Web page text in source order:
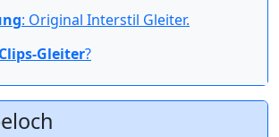
: Original Interstil Gleiter.
Clips-Gleiter?